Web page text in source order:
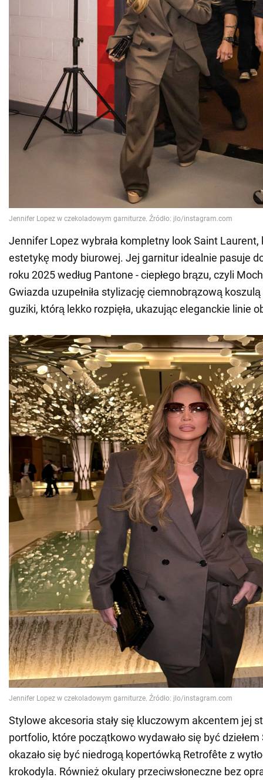
Jennifer Lopez wybrała kompletny look Saint
estetykę mody biurowej. Jej garnitur idealnie pasuje
roku 2025 według Pantone - ciepłego brązu, czyli
Gwiazda uzupełniła stylizację ciemnobrązową
guziki, którą lekko rozpięła, ukazując eleganckie linie
Stylowe akcesoria stały się kluczowym akcentem jej
portfolio, które początkowo wydawało się być
okazało się być niedrogą kopertówką Retrofête z
krokodyla. Również okulary przeciwsłoneczne bez